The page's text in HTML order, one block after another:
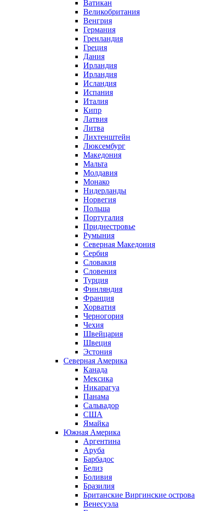
Ватикан
Великобритания
Венгрия
Германия
Гренландия
Греция
Дания
Ирландия
Ирландия
Исландия
Испания
Италия
Кипр
Латвия
Литва
Лихтенштейн
Люксембург
Македония
Мальта
Молдавия
Монако
Нидерланды
Норвегия
Польша
Португалия
Приднестровье
Румыния
Северная Македония
Сербия
Словакия
Словения
Турция
Финляндия
Франция
Хорватия
Черногория
Чехия
Швейцария
Швеция
Эстония
Северная Америка
Канада
Мексика
Никарагуа
Панама
Сальвадор
США
Ямайка
Южная Америка
Аргентина
Аруба
Барбадос
Белиз
Боливия
Бразилия
Британские Виргинские острова
Венесуэла